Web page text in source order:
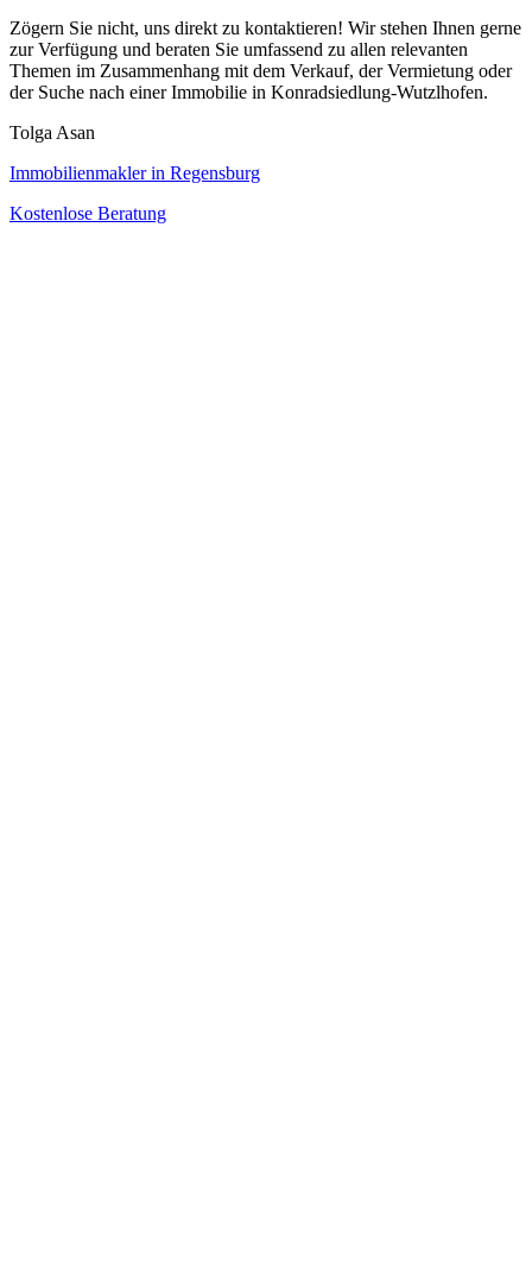
Zögern Sie nicht, uns direkt zu kontaktieren! Wir stehen Ihnen gerne
zur Verfügung und beraten Sie umfassend zu allen relevanten
Themen im Zusammenhang mit dem Verkauf, der Vermietung oder
der Suche nach einer Immobilie in Konradsiedlung-Wutzlhofen.
Tolga Asan
Immobilienmakler in Regensburg
Kostenlose Beratung